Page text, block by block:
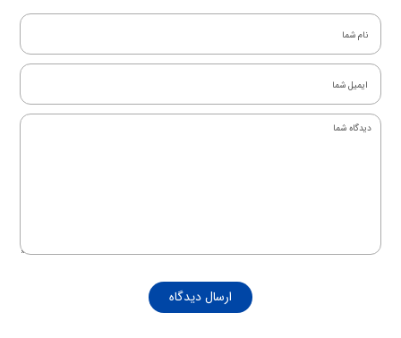
ارسال دیدگاه